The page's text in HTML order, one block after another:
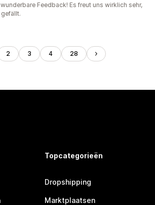
Feedback! Es freut uns wirklich sehr,
2 3 4 28
Topcategorieën
Dropshipping
Marktplaatsen